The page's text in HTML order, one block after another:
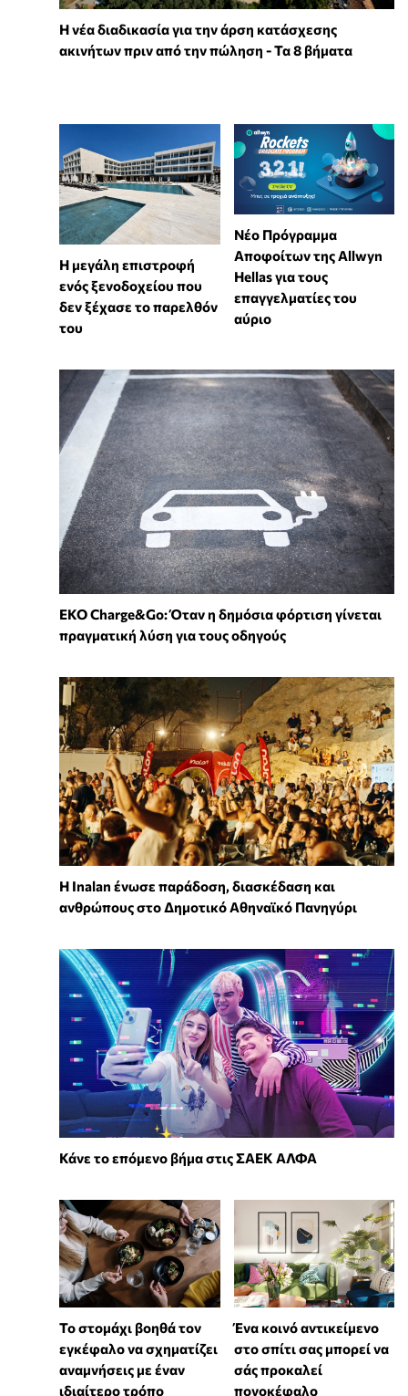
Η νέα διαδικασία για την άρση κατάσχεσης
ακινήτων πριν από την πώληση - Τα 8 βήματα
Η μεγάλη επιστροφή
ενός ξενοδοχείου που
δεν ξέχασε το παρελθόν
του
Νέο Πρόγραμμα
Αποφοίτων της Allwyn
Hellas για τους
επαγγελματίες του
αύριο
EKO Charge&Go: Όταν η δημόσια φόρτιση γίνεται
πραγματική λύση για τους οδηγούς
Η Inalan ένωσε παράδοση, διασκέδαση και
ανθρώπους στο Δημοτικό Αθηναϊκό Πανηγύρι
Κάνε το επόμενο βήμα στις ΣΑΕΚ ΑΛΦΑ
Το στομάχι βοηθά τον
εγκέφαλο να σχηματίζει
αναμνήσεις με έναν
ιδιαίτερο τρόπο
Ένα κοινό αντικείμενο
στο σπίτι σας μπορεί να
σάς προκαλεί
πονοκέφαλο